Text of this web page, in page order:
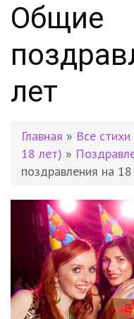
Общие
лет
Главная » Все стихи
18 лет) »
поздравления на